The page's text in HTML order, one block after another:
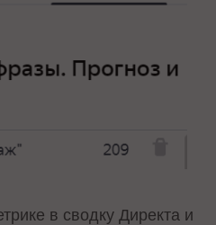
в сводку Директа и